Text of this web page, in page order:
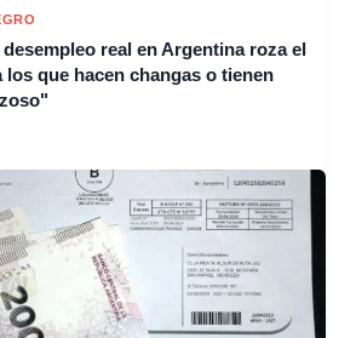
real en Argentina roza el
los que hacen changas o tienen